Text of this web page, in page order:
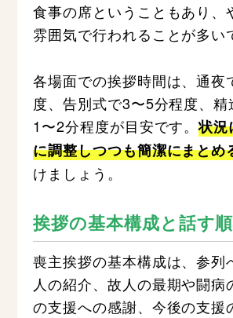
食事の席ということもあり、
雰囲気で行われることが多い
各場面での挨拶時間は、通夜
度、告別式で3〜5分程度、
1〜2分程度が目安です。状況
に調整しつつも簡潔にまとめ
けましょう。
挨拶の基本構成と話す
喪主挨拶の基本構成は、参列
人の紹介、故人の最期や闘病
の支援への感謝、今後の支援